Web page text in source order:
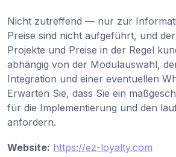
Nicht zutreffend — nur zur
Preise sind nicht aufgeführt, und
Projekte und Preise in der Regel
abhängig von der Modulauswahl,
Integration und einer eventuellen
Erwarten Sie, dass Sie ein
für die Implementierung und den
anfordern.
Website: https://ez-loyalty.com